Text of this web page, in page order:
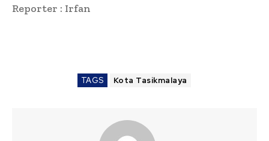
Reporter : Irfan
TAGS Kota Tasikmalaya